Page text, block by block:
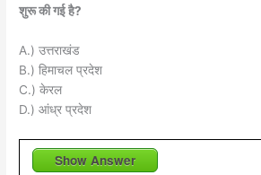
शुरू की गई है?
A.) उत्तराखंड
B.) हिमाचल प्रदेश
C.) केरल
D.) आंध्र प्रदेश
Show Answer